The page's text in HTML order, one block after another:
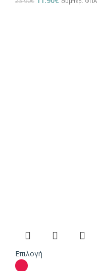
Επιλογή